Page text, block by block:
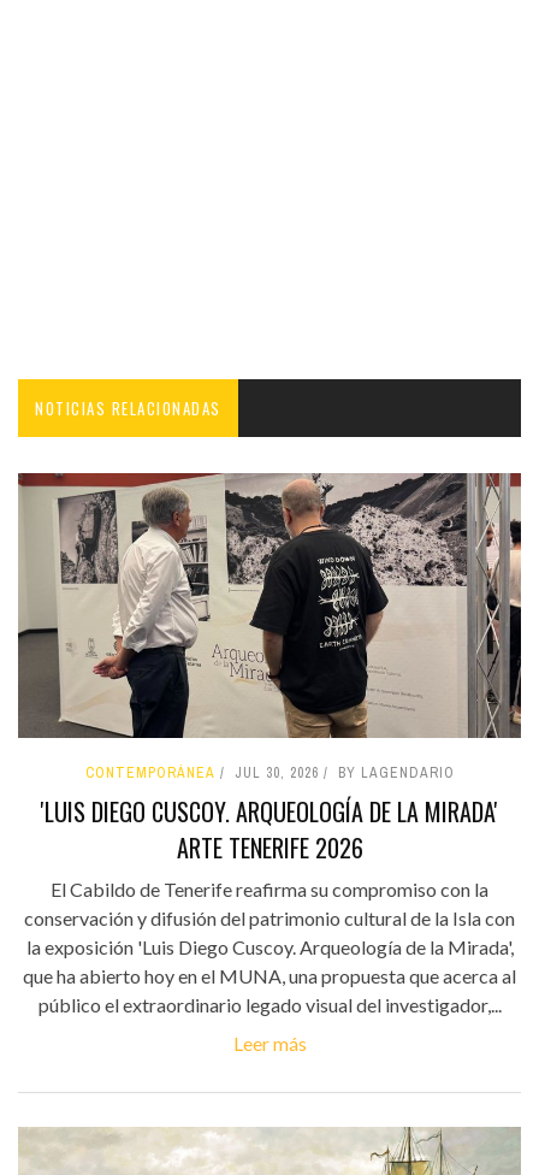
NOTICIAS RELACIONADAS
CONTEMPORÁNEA JUL 30, 2026 BY LAGENDARIO
'LUIS DIEGO CUSCOY. ARQUEOLOGÍA DE LA MIRADA'
ARTE TENERIFE 2026
El Cabildo de Tenerife reafirma su compromiso con la
conservación y difusión del patrimonio cultural de la Isla con
la exposición 'Luis Diego Cuscoy. Arqueología de la Mirada',
que ha abierto hoy en el MUNA, una propuesta que acerca al
público el extraordinario legado visual del investigador,...
Leer más